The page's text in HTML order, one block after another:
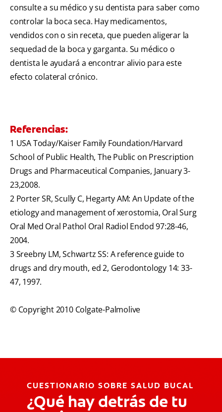
consulte a su médico y su dentista para saber como
controlar la boca seca. Hay medicamentos,
vendidos con o sin receta, que pueden aligerar la
sequedad de la boca y garganta. Su médico o
dentista le ayudará a encontrar alivio para este
efecto colateral crónico.
Referencias:
1 USA Today/Kaiser Family Foundation/Harvard
School of Public Health, The Public on Prescription
Drugs and Pharmaceutical Companies, January 3-
23,2008.
2 Porter SR, Scully C, Hegarty AM: An Update of the
etiology and management of xerostomia, Oral Surg
Oral Med Oral Pathol Oral Radiol Endod 97:28-46,
2004.
3 Sreebny LM, Schwartz SS: A reference guide to
drugs and dry mouth, ed 2, Gerodontology 14: 33-
47, 1997.
© Copyright 2010 Colgate-Palmolive
CUESTIONARIO SOBRE SALUD BUCAL
¿Qué hay detrás de tu